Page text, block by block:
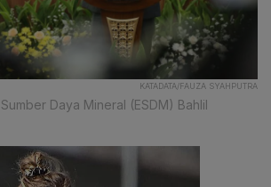
KATADATA/FAUZA SYAHPUTRA
Daya Mineral (ESDM) Bahlil